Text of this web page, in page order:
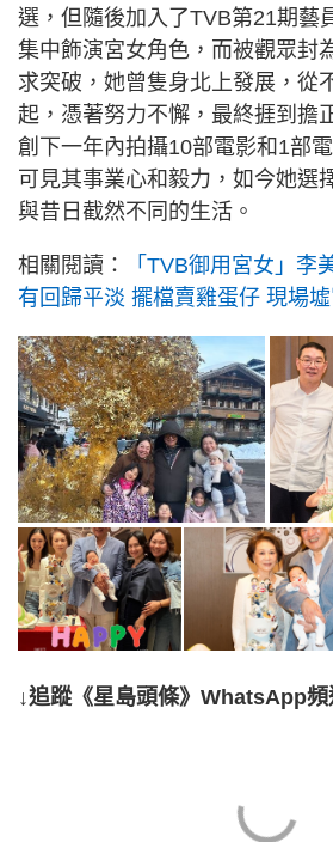
選，但隨後加入了TVB第21期藝
集中飾演宮女角色，而被觀眾封
求突破，她曾隻身北上發展，從
起，憑著努力不懈，最終捱到擔
創下一年內拍攝10部電影和1部
可見其事業心和毅力，如今她選
與昔日截然不同的生活。
相關閱讀：
「TVB御用宮女」李
有回歸平淡 擺檔賣雞蛋仔 現場
↓追蹤《星島頭條》WhatsApp頻